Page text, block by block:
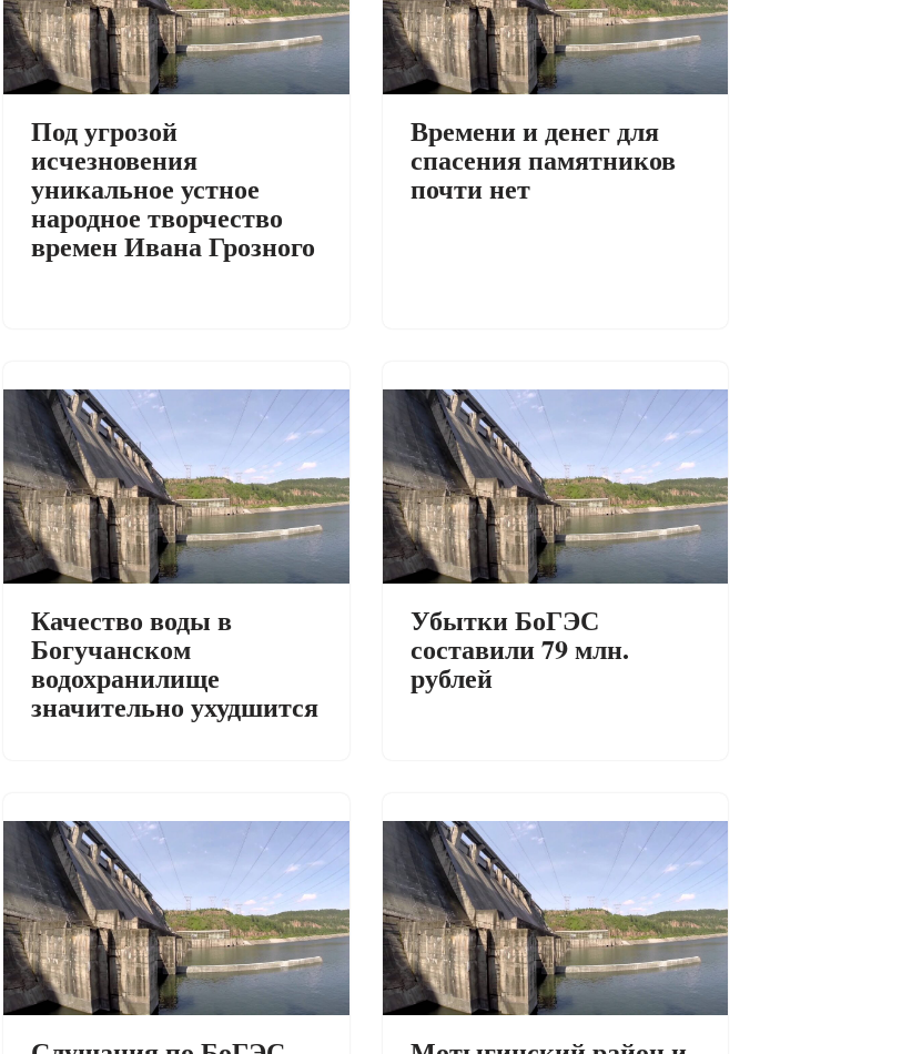
Под угрозой
исчезновения
уникальное устное
народное творчество
времен Ивана Грозного
Времени и денег для
спасения памятников
почти нет
Качество воды в
Богучанском
водохранилище
значительно ухудшится
Убытки БоГЭС
составили 79 млн.
рублей